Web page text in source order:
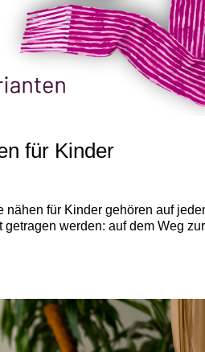
für Kinder
nähen für Kinder gehören auf
werden: auf dem Weg zur